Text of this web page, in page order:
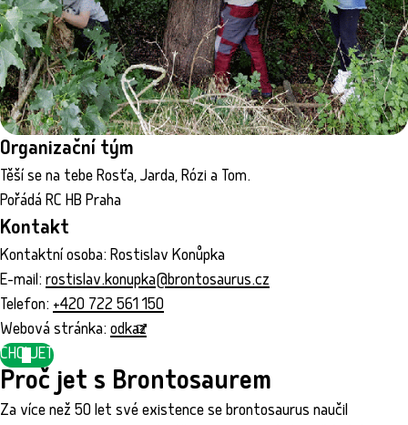
Organizační tým
Těší se na tebe Rosťa, Jarda, Rózi a Tom.
Pořádá RC HB Praha
Kontakt
Kontaktní osoba: Rostislav Konůpka
E-mail: rostislav.konupka@brontosaurus.cz
Telefon: +420 722 561 150
Webová stránka: odkaz
CHCI JET
Proč jet s Brontosaurem
Za více než 50 let své existence se brontosaurus naučil